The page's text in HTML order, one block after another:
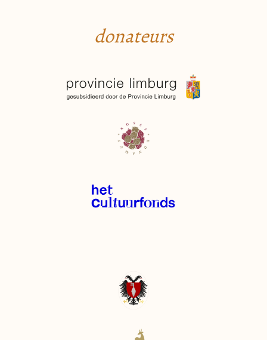
donateurs